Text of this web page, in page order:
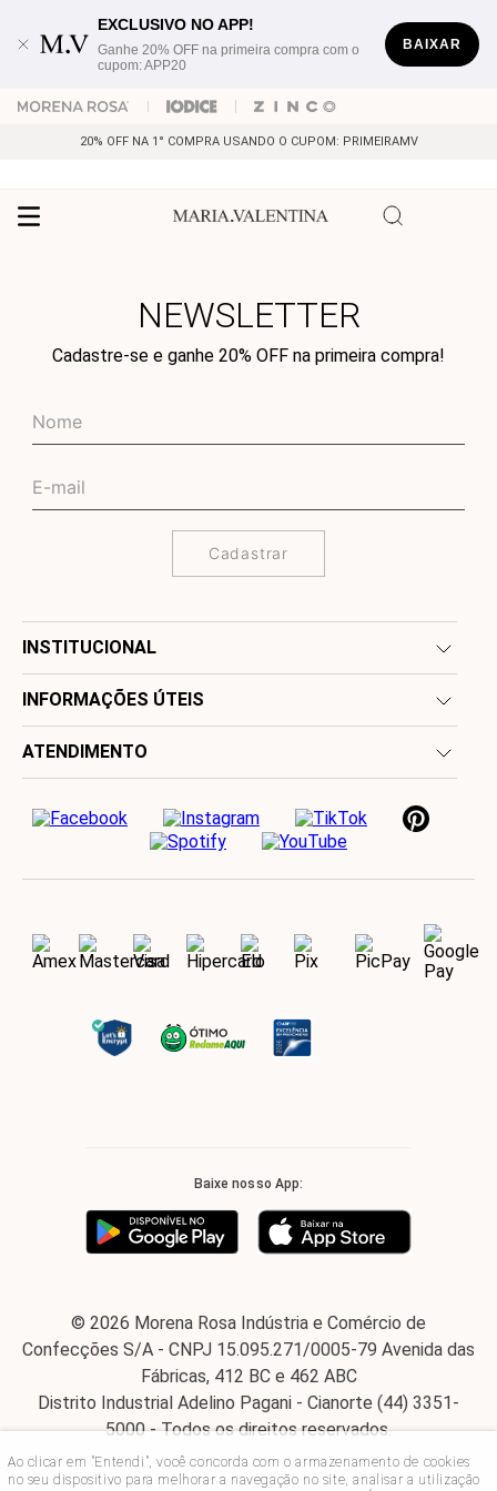
Ao clicar em "Entendi", você concorda com o armazenamento de cookies
no seu dispositivo para melhorar a navegação no site, analisar a utilização
EXCLUSIVO NO APP!
Ganhe 20% OFF na primeira compra com o
cupom: APP20
BAIXAR
20% OFF NA 1° COMPRA USANDO O CUPOM: PRIMEIRAMV
NEWSLETTER
Cadastre-se e ganhe 20% OFF na primeira compra!
Cadastrar
INSTITUCIONAL
INFORMAÇÕES ÚTEIS
ATENDIMENTO
Baixe nosso App:
© 2026 Morena Rosa Indústria e Comércio de
Confecções S/A - CNPJ 15.095.271/0005-79 Avenida das
Fábricas, 412 BC e 462 ABC
Distrito Industrial Adelino Pagani - Cianorte (44) 3351-
5000 - Todos os direitos reservados.